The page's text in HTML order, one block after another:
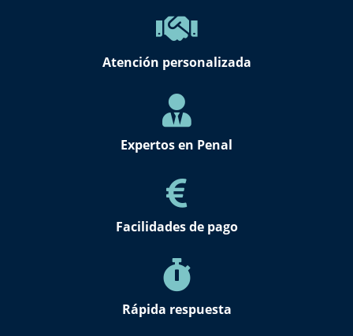
Atención personalizada
Expertos en Penal
Facilidades de pago
Rápida respuesta